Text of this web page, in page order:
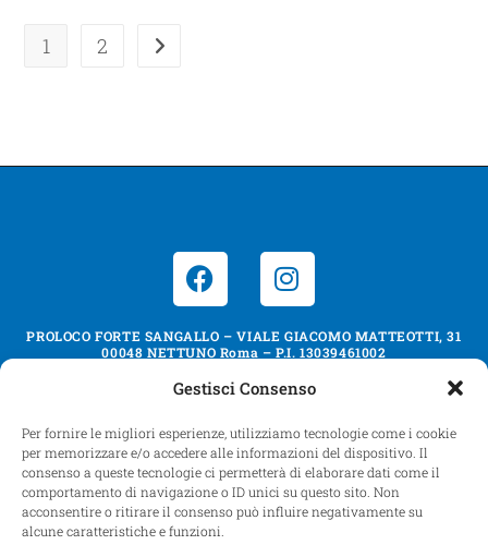
Gestisci Consenso
Per fornire le migliori esperienze, utilizziamo tecnologie come i cookie
per memorizzare e/o accedere alle informazioni del dispositivo. Il
consenso a queste tecnologie ci permetterà di elaborare dati come il
comportamento di navigazione o ID unici su questo sito. Non
acconsentire o ritirare il consenso può influire negativamente su
alcune caratteristiche e funzioni.
1 2
PROLOCO FORTE SANGALLO – VIALE GIACOMO MATTEOTTI, 31
00048 NETTUNO Roma – P.I. 13039461002
Credits: Avatoo Srl
Cookie Policy (UE) Dichiarazione sulla Privacy (UE)
Imprint
Disconoscimento
COPYRIGHT 2026